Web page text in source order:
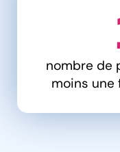
nombre de
moins une